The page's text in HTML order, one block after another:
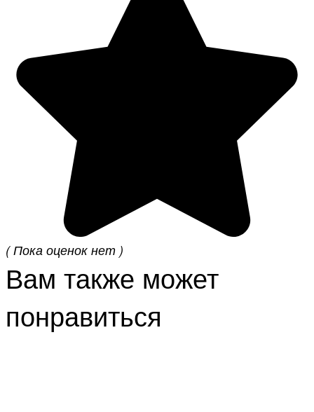
( Пока оценок нет )
Вам также может
понравиться